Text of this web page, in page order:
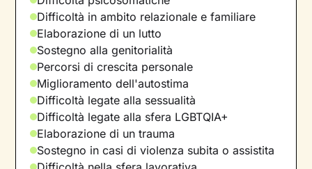
Difficoltà in ambito relazionale e familiare
Elaborazione di un lutto
Sostegno alla genitorialità
Percorsi di crescita personale
Miglioramento dell'autostima
Difficoltà legate alla sessualità
Difficoltà legate alla sfera LGBTQIA+
Elaborazione di un trauma
Sostegno in casi di violenza subita o assistita